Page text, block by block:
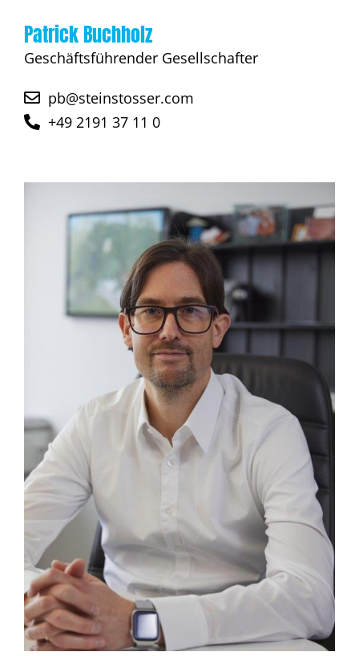
Patrick Buchholz
Geschäftsführender Gesellschafter
pb@steinstosser.com
+49 2191 37 11 0